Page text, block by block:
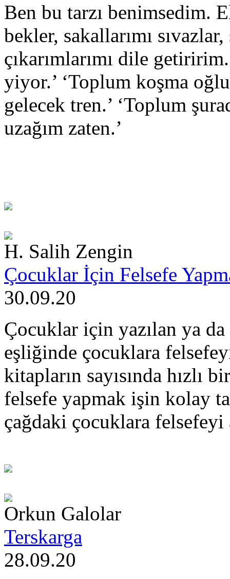
Ben bu tarzı benimsedim.
bekler, sakallarımı
çıkarımlarımı dile
yiyor.’ ‘Toplum koşma
gelecek tren.’ ‘Toplum
uzağım zaten.’
H. Salih Zengin
Çocuklar İçin Felsefe
30.09.20
Çocuklar için yazılan ya
eşliğinde çocuklara
kitapların sayısında hızlı
felsefe yapmak işin kolay
çağdaki çocuklara felsefeyi
Orkun Galolar
Terskarga
28.09.20